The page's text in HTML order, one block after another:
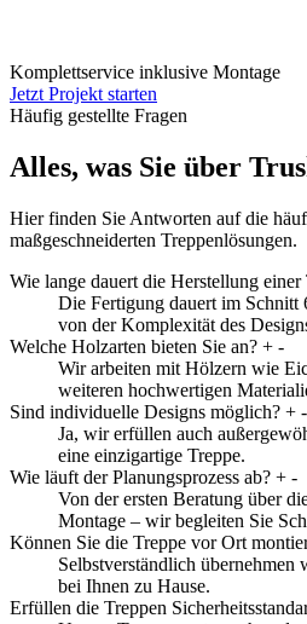
Komplettservice inklusive Montage
Jetzt Projekt starten
Häufig gestellte Fragen
Alles, was Sie über
Hier finden Sie Antworten auf die
maßgeschneiderten Treppenlösungen.
Wie lange dauert die Herstellung einer
Die Fertigung dauert im Schnitt
von der Komplexität des
Welche Holzarten bieten Sie an? + -
Wir arbeiten mit Hölzern wie
weiteren hochwertigen
Sind individuelle Designs möglich? + -
Ja, wir erfüllen auch
eine einzigartige Treppe.
Wie läuft der Planungsprozess ab? + -
Von der ersten Beratung über
Montage – wir begleiten Sie
Können Sie die Treppe vor Ort
Selbstverständlich übernehmen
bei Ihnen zu Hause.
Erfüllen die Treppen